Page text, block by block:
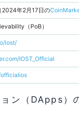
の今後に関する
2024年2月17日の
（PoB）
iost/
IOST_Official
ン（DApps）